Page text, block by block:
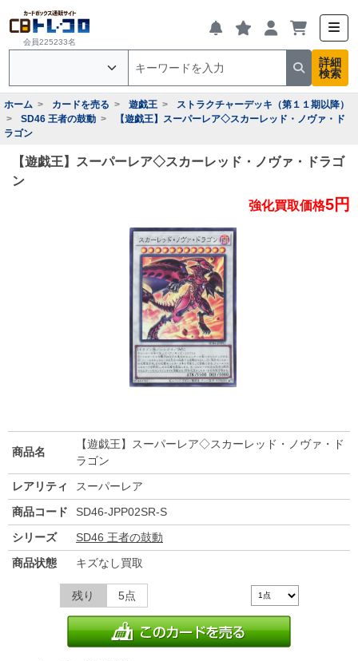
会員225233名
詳細
検索
ホーム カードを売る 遊戯王
ストラクチャーデッキ（第１１期以降）
SD46 王者の鼓動
【遊戯王】スーパーレア◇スカーレッド・ノヴァ・ド
ラゴン
【遊戯王】スーパーレア◇スカーレッド・ノヴァ・ドラゴ
ン
強化買取価格5円
商品名
【遊戯王】スーパーレア◇スカーレッド・ノヴァ・ド
ラゴン
レアリティ
スーパーレア
商品コード
SD46-JPP02SR-S
シリーズ
SD46 王者の鼓動
商品状態
キズなし買取
残り 5点